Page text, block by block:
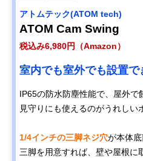
アトムテック(ATOM tech)
ATOM Cam Swing
税込み6,980円（Amazon）
室内でも室外でも設置で
IP65の防水防塵性能で、屋外
見守りにも使えるのがうれしい
1/4インチの三脚ネジ穴が本体
三脚を用意すれば、壁や屋根に